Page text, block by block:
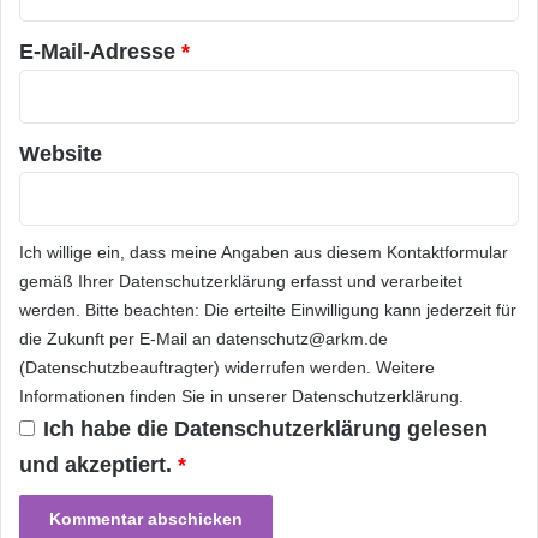
Abos(2) bietet Music Unlimited Zugriff auf eine
Funktionen zur Musiksuche.
unbegrenzte, werbefreie Radiostation genutzt
werden, über die Abonnenten eine Vielzahl
benutzerseitig anpassbarer Kanäle empfangen
können. Mit SensMe(3)(TM) werden diese
Kanäle nach Genre, Ära und Stimmung
kategorisiert, ohne dass einzelne Musikstücke
heruntergeladen oder sortiert werden müssen.
u
t
e
s
u
n
I
P
M
*
E-Mail-Adresse *
Website
Ich willige ein, dass meine Angaben aus diesem Kontaktformular
gemäß Ihrer Datenschutzerklärung erfasst und verarbeitet
werden. Bitte beachten: Die erteilte Einwilligung kann jederzeit für
die Zukunft per E-Mail an datenschutz@arkm.de
(Datenschutzbeauftragter) widerrufen werden. Weitere
Informationen finden Sie in unserer Datenschutzerklärung
Ich habe die Datenschutzerklärung gelesen
und akzeptiert. *